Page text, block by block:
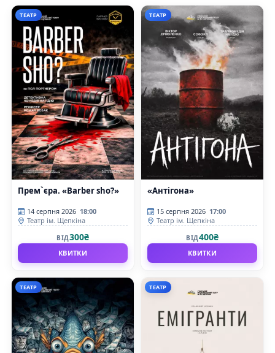
ТЕАТР
Прем`єра. «Barber sho?»
14 серпня 2026 18:00
Театр ім. Щепкіна
ВІД300₴
КВИТКИ
ТЕАТР
«Антігона»
15 серпня 2026 17:00
Театр ім. Щепкіна
ВІД400₴
КВИТКИ
ТЕАТР ТЕАТР